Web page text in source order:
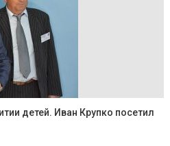
детей. Иван Крупко посетил